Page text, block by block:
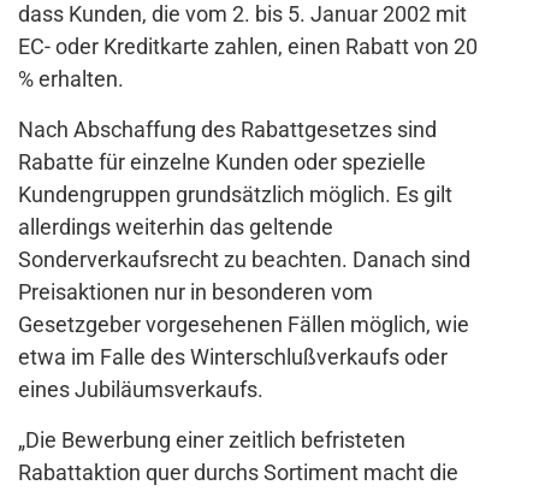
dass Kunden, die vom 2. bis 5. Januar 2002 mit
EC- oder Kreditkarte zahlen, einen Rabatt von 20
% erhalten.
Nach Abschaffung des Rabattgesetzes sind
Rabatte für einzelne Kunden oder spezielle
Kundengruppen grundsätzlich möglich. Es gilt
allerdings weiterhin das geltende
Sonderverkaufsrecht zu beachten. Danach sind
Preisaktionen nur in besonderen vom
Gesetzgeber vorgesehenen Fällen möglich, wie
etwa im Falle des Winterschlußverkaufs oder
eines Jubiläumsverkaufs.
„Die Bewerbung einer zeitlich befristeten
Rabattaktion quer durchs Sortiment macht die